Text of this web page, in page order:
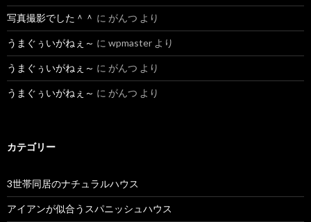
写真撮影でした＾＾ に がんつ より
うまぐぅいがねぇ～ に wpmaster より
うまぐぅいがねぇ～ に がんつ より
うまぐぅいがねぇ～ に がんつ より
カテゴリー
3世帯同居のナチュラルハウス
アイアンが似合うスパニッシュハウス